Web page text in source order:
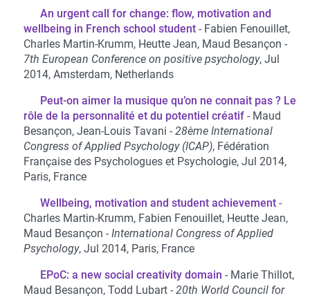
An urgent call for change: flow, motivation and
wellbeing in French school student
Fabien Fenouillet,
Charles Martin-Krumm, Heutte Jean, Maud Besançon
7th European Conference on positive psychology, Jul
2014, Amsterdam, Netherlands
Peut-on aimer la musique qu’on ne connait pas ? Le
rôle de la personnalité et du potentiel créatif
Maud
Besançon, Jean-Louis Tavani
28ème International
Congress of Applied Psychology (ICAP), Fédération
Française des Psychologues et Psychologie, Jul 2014,
Paris, France
Wellbeing, motivation and student achievement
Charles Martin-Krumm, Fabien Fenouillet, Heutte Jean,
Maud Besançon
International Congress of Applied
Psychology, Jul 2014, Paris, France
EPoC: a new social creativity domain
Marie Thillot,
Maud Besançon, Todd Lubart
20th World Council for